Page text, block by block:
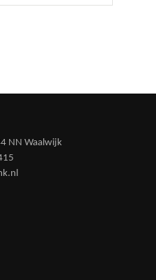
NN Waalwijk